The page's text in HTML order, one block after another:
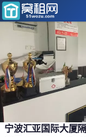
宁波汇亚国际大厦